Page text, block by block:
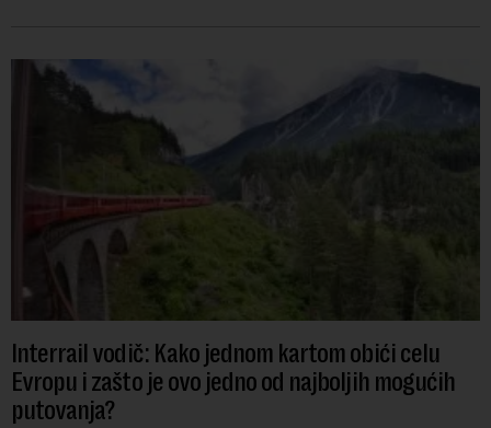
Interrail vodič: Kako jednom kartom obići celu
Evropu i zašto je ovo jedno od najboljih mogućih
putovanja?